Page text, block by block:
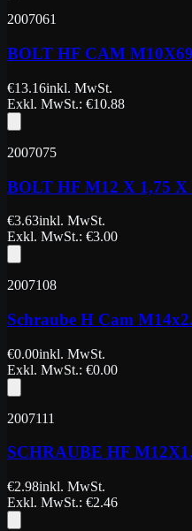
2007061
BOLT HF CAM
€13.16inkl. MwSt.
Exkl. MwSt.: €10.88
2007075
BOLT HF M12 X 1,75 X
€3.63inkl. MwSt.
Exkl. MwSt.: €3.00
2007108
Schraube H Cam
€0.00inkl. MwSt.
Exkl. MwSt.: €0.00
2007111
SCHRAUBE HF
€2.98inkl. MwSt.
Exkl. MwSt.: €2.46